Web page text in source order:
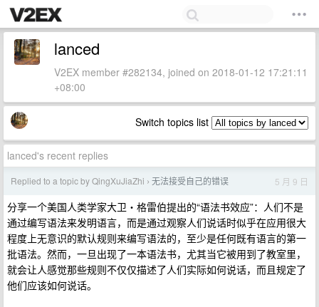
lanced
V2EX member #282134, joined on 2018-01-12 17:21:11
+08:00
Switch topics list
lanced's recent replies
Replied to a topic by QingXuJiaZhi › 无法接受自己的错误 5 月 9 日
分享一个美国人类学家大卫・格雷伯提出的“语法书效应”：人们不是
通过编写语法来发明语言，而是通过观察人们说话时似乎在应用很大
程度上无意识的默认规则来编写语法的，至少是任何既有语言的第一
批语法。然而，一旦出现了一本语法书，尤其当它被用到了教室里，
就会让人感觉那些规则不仅仅描述了人们实际如何说话，而且规定了
他们应该如何说话。